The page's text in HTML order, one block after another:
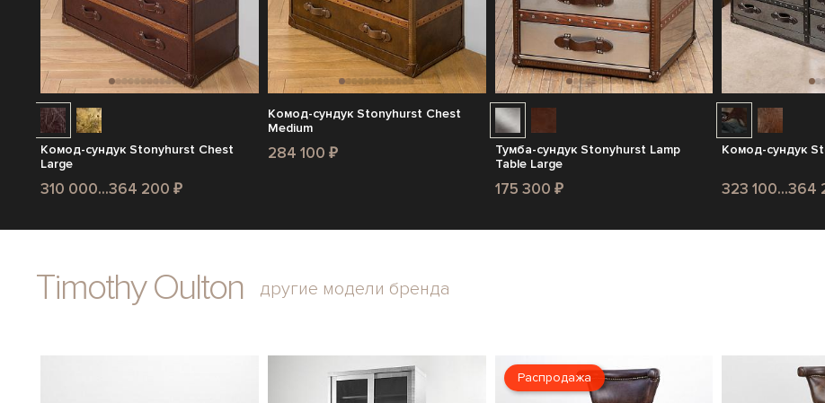
Комод-сундук Stonyhurst Chest
Large
310 000...364 200 ₽
Комод-сундук Stonyhurst Chest
Medium
284 100 ₽
Тумба-сундук Stonyhurst Lamp
Table Large
175 300 ₽
Комод-сундук
323 100...364
Timothy Oulton другие модели бренда
Распродажа